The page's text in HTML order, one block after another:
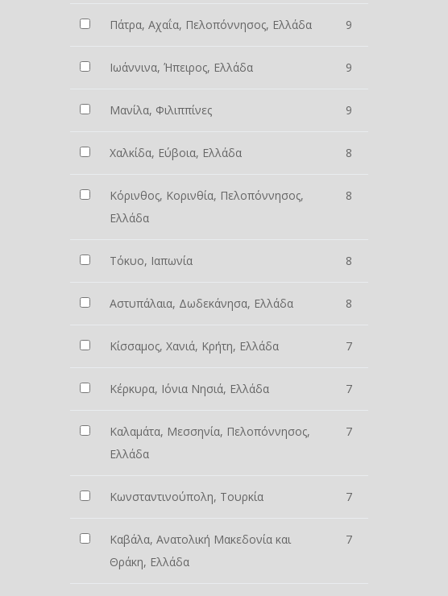
Πάτρα, Αχαΐα, Πελοπόννησος, Ελλάδα 9
Ιωάννινα, Ήπειρος, Ελλάδα 9
Μανίλα, Φιλιππίνες 9
Χαλκίδα, Εύβοια, Ελλάδα 8
Κόρινθος, Κορινθία, Πελοπόννησος,
Ελλάδα
8
Τόκυο, Ιαπωνία 8
Αστυπάλαια, Δωδεκάνησα, Ελλάδα 8
Κίσσαμος, Χανιά, Κρήτη, Ελλάδα 7
Κέρκυρα, Ιόνια Νησιά, Ελλάδα 7
Καλαμάτα, Μεσσηνία, Πελοπόννησος,
Ελλάδα
7
Κωνσταντινούπολη, Τουρκία 7
Καβάλα, Ανατολική Μακεδονία και
Θράκη, Ελλάδα
7